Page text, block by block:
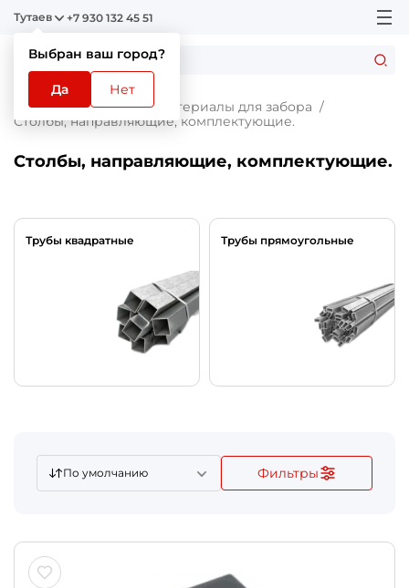
Тутаев
Выбран ваш город?
Да Нет
+7 930 132 45 51
Главная Каталог
Материалы для забора
Столбы, направляющие, комплектующие.
Столбы, направляющие, комплектующие.
Трубы квадратные Трубы прямоугольные
По умолчанию Фильтры